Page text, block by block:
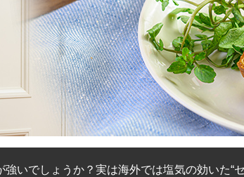
いでしょうか？実は海外では塩気の効いた“